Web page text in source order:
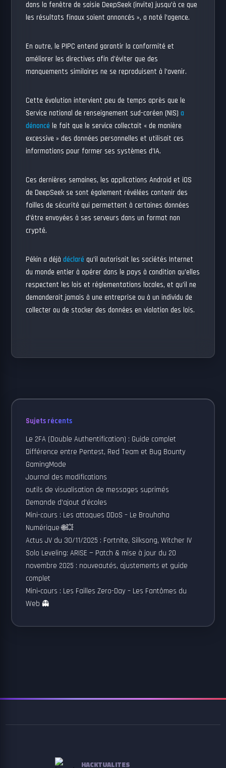
dans la fenêtre de saisie DeepSeek (invite) jusqu’à ce que
les résultats finaux soient annoncés », a noté l’agence.
En outre, le PIPC entend garantir la conformité et
améliorer les directives afin d’éviter que des
manquements similaires ne se reproduisent à l’avenir.
Cette évolution intervient peu de temps après que le
Service national de renseignement sud-coréen (NIS)a
dénoncé le fait que le service collectait « de manière
excessive » des données personnelles et utilisait ces
informations pour former ses systèmes d’IA.
Ces dernières semaines, les applications Android et iOS
de DeepSeek se sont également révélées contenir des
failles de sécurité qui permettent à certaines données
d’être envoyées à ses serveurs dans un format non
crypté.
Pékin a déjàdéclaré qu’il autorisait les sociétés Internet
du monde entier à opérer dans le pays à condition qu’elles
respectent les lois et réglementations locales, et qu’il ne
demanderait jamais à une entreprise ou à un individu de
collecter ou de stocker des données en violation des lois.
Sujets récents
Le 2FA (Double Authentification) : Guide complet
Différence entre Pentest, Red Team et Bug Bounty
GamingMode
Journal des modifications
outils de visualisation de messages suprimés
Demande d’ajout d’écoles
Mini-cours : Les attaques DDoS – Le Brouhaha
Numérique 🌐💥
Actus JV du 30/11/2025 : Fortnite, Silksong, Witcher IV
Solo Leveling: ARISE — Patch & mise à jour du 20
novembre 2025 : nouveautés, ajustements et guide
complet
Mini‑cours : Les Failles Zero-Day – Les Fantômes du
Web 👻
HACKTUALITES